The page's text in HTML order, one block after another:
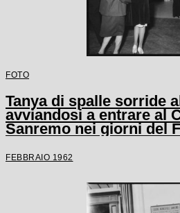
FOTO
Tanya di spalle sorride
avviandosi a entrare al
Sanremo nei giorni del
FEBBRAIO 1962